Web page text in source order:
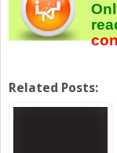
Related Posts: